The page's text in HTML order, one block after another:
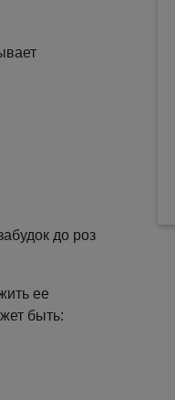
до роз
ее
быть: